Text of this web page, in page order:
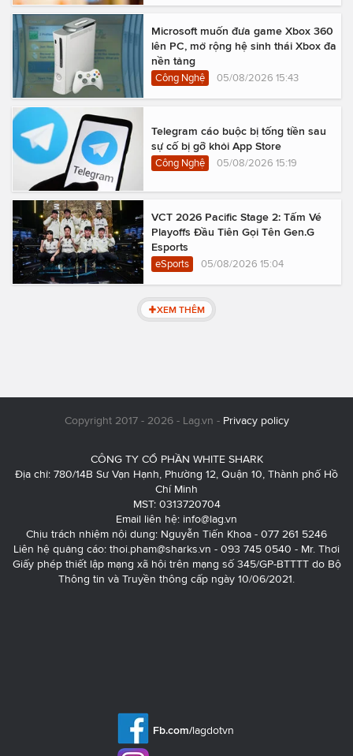
Microsoft muốn đưa game Xbox 360
lên PC, mở rộng hệ sinh thái Xbox đa
nền tảng
Công Nghệ 05/08/2026 15:43
Telegram cáo buộc bị tống tiền sau
sự cố bị gỡ khỏi App Store
Công Nghệ 05/08/2026 15:19
VCT 2026 Pacific Stage 2: Tấm Vé
Playoffs Đầu Tiên Gọi Tên Gen.G
Esports
eSports 05/08/2026 15:04
XEM THÊM
Copyright 2017 - 2026 - Lag.vn - Privacy policy
CÔNG TY CỔ PHẦN WHITE SHARK
Địa chỉ: 780/14B Sư Vạn Hạnh, Phường 12, Quận 10, Thành phố Hồ
Chí Minh
MST: 0313720704
Email liên hệ: info@lag.vn
Chịu trách nhiệm nội dung: Nguyễn Tiến Khoa - 077 261 5246
Liên hệ quảng cáo: thoi.pham@sharks.vn - 093 745 0540 - Mr. Thơi
Giấy phép thiết lập mạng xã hội trên mạng số 345/GP-BTTTT do Bộ
Thông tin và Truyền thông cấp ngày 10/06/2021.
Fb.com/lagdotvn